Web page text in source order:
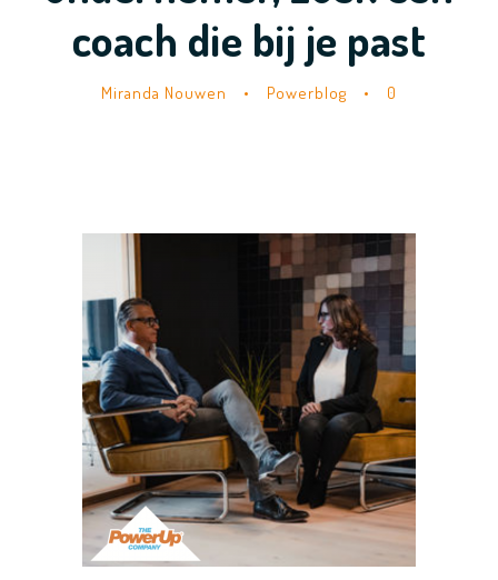
coach die bij je past
Miranda Nouwen • Powerblog • 0